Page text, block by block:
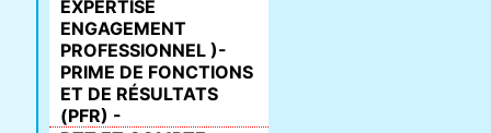
EXPERTISE
ENGAGEMENT
PROFESSIONNEL )-
PRIME DE FONCTIONS
ET DE RÉSULTATS
(PFR) -